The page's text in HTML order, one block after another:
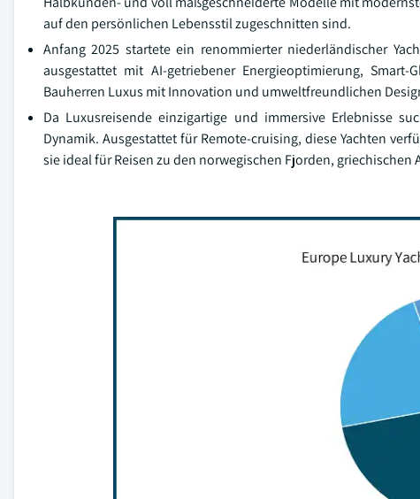
auf den persönlichen Lebensstil zugeschnitten sind.
Anfang 2025 startete ein renommierter niederländischer
ausgestattet mit AI-getriebener Energieoptimierung,
Bauherren Luxus mit Innovation und umweltfreundlichen
Da Luxusreisende einzigartige und immersive Erlebnisse
Dynamik. Ausgestattet für Remote-cruising, diese Yachten
sie ideal für Reisen zu den norwegischen Fjorden, griechischen